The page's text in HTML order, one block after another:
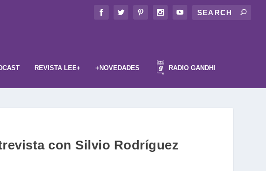
REVISTA LEE+ +NOVEDADES RADIO GANDHI
con Silvio Rodríguez